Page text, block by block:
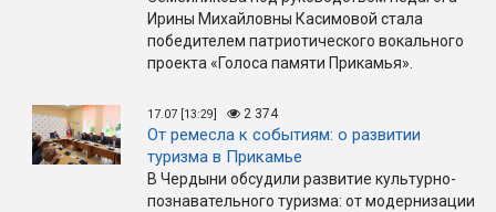
Ирины Михайловны Касимовой стала
победителем патриотического вокального
проекта «Голоса памяти Прикамья».
17.07 [13:29] 2 374
От ремесла к событиям: о развитии
туризма в Прикамье
В Чердыни обсудили развитие культурно-
познавательного туризма: от модернизации